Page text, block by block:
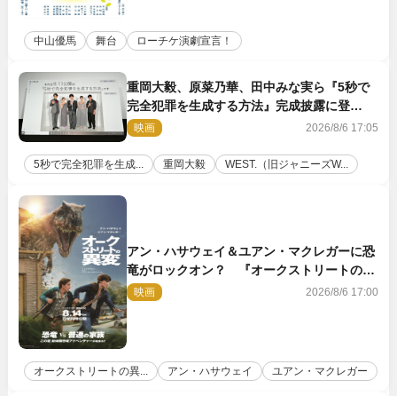
中山優馬 舞台 ローチケ演劇宣言！
重岡大毅、原菜乃華、田中みな実ら『5秒で
完全犯罪を生成する方法』完成披露に登
壇！ それぞれのAI活用術も発表
映画 2026/8/6 17:05
5秒で完全犯罪を生成... 重岡大毅 WEST.（旧ジャニーズW...
アン・ハサウェイ＆ユアン・マクレガーに恐
竜がロックオン？ 『オークストリートの異
変』新ビジュアル＆本編映像初解禁
映画 2026/8/6 17:00
オークストリートの異... アン・ハサウェイ ユアン・マクレガー